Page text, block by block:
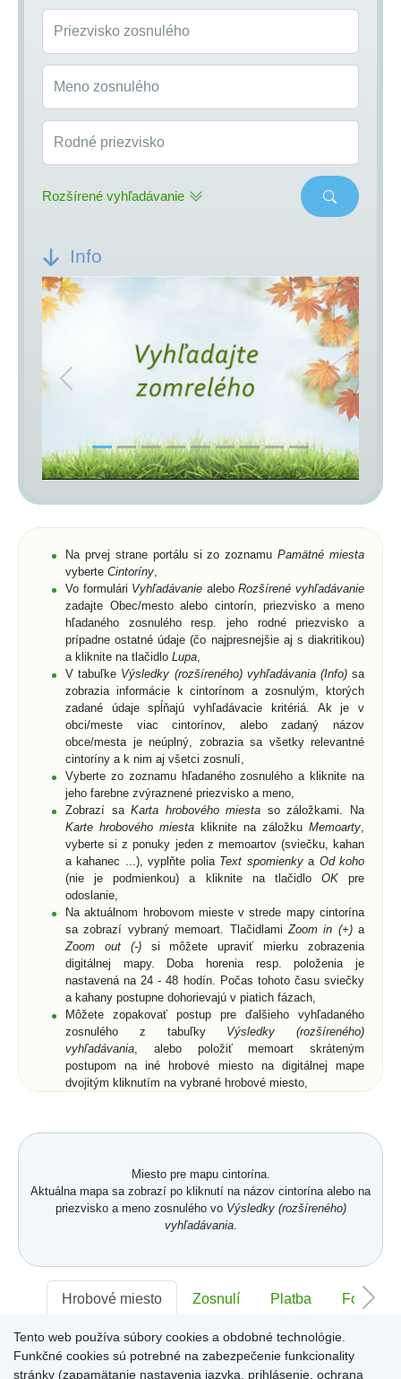
Priezvisko zosnulého
Meno zosnulého
Rodné priezvisko
Rozšírené vyhľadávanie
Info
Previous Next
Na prvej strane portálu si zo zoznamuPamätné miesta
vyberte Cintoríny
Vo formulári Vyhľadávanie aleboRozšírené vyhľadávanie
zadajte Obec/mesto alebo cintorín, priezvisko a meno
hľadaného zosnulého resp. jeho rodné priezvisko a
prípadne ostatné údaje (čo najpresnejšie aj s diakritikou)
a kliknite na tlačidlo Lupa
V tabuľke Výsledky (rozšíreného) vyhľadávania (Info)sa
zobrazia informácie k cintorínom a zosnulým, ktorých
zadané údaje spĺňajú vyhľadávacie kritériá. Ak je v
obci/meste viac cintorínov, alebo zadaný názov
obce/mesta je neúplný, zobrazia sa všetky relevantné
cintoríny a k nim aj všetci zosnulí,
Vyberte zo zoznamu hľadaného zosnulého a kliknite na
jeho farebne zvýraznené priezvisko a meno,
Zobrazí saKarta hrobového miesta so záložkami. Na
Karte hrobového miesta kliknite na záložku Memoarty
vyberte si z ponuky jeden z memoartov (sviečku, kahan
a kahanec ...), vyplňte polia Text spomienkya Od koho
(nie je podmienkou) a kliknite na tlačidlo OKpre
odoslanie,
Na aktuálnom hrobovom mieste v strede mapy cintorína
sa zobrazí vybraný memoart. Tlačidlami Zoom in (+)a
Zoom out (-)si môžete upraviť mierku zobrazenia
digitálnej mapy. Doba horenia resp. položenia je
nastavená na 24 - 48 hodín. Počas tohoto času sviečky
a kahany postupne dohorievajú v piatich fázach,
Môžete zopakovať postup pre ďalšieho vyhľadaného
zosnulého z tabuľky Výsledky (rozšíreného)
vyhľadávania , alebo položiť memoart skráteným
postupom na iné hrobové miesto na digitálnej mape
dvojitým kliknutím na vybrané hrobové miesto,
mape, nemusíte vyplniť poleText spomienkyaOd koho,
text nad memoartami, alebo cez ikonu
Miesto pre mapu cintorína.
Aktuálna mapa sa zobrazí po kliknutí na názov cintorína alebo na
priezvisko a meno zosnulého vo Výsledky (rozšíreného)
vyhľadávania.
Hrobové miesto Zosnulí Platba Foto
Sektor:- Rad:- Číslo:-
Tento web používa súbory cookies a obdobné technológie.
Funkčné cookies sú potrebné na zabezpečenie funkcionality
stránky (zapamätanie nastavenia jazyka, prihlásenie, ochrana